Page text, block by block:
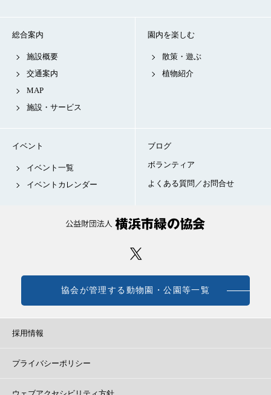
総合案内
施設概要
交通案内
MAP
施設・サービス
園内を楽しむ
散策・遊ぶ
植物紹介
イベント
イベント一覧
イベントカレンダー
ブログ
ボランティア
よくある質問／お問合せ
協会が管理する動物園・公園等一覧
採用情報
プライバシーポリシー